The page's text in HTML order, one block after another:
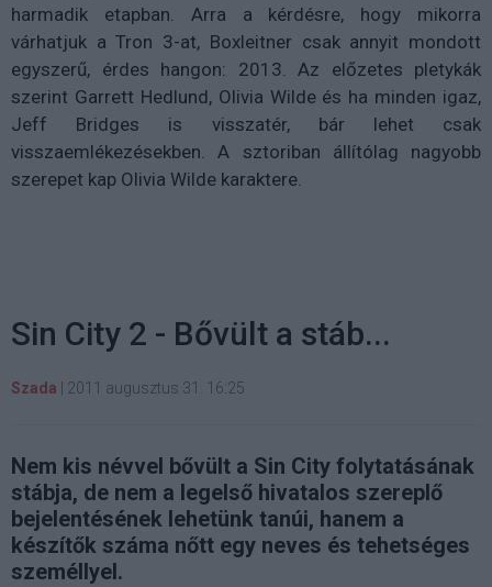
harmadik etapban. Arra a kérdésre, hogy mikorra
várhatjuk a Tron 3-at, Boxleitner csak annyit mondott
egyszerű, érdes hangon: 2013. Az előzetes pletykák
szerint Garrett Hedlund, Olivia Wilde és ha minden igaz,
Jeff Bridges is visszatér, bár lehet csak
visszaemlékezésekben. A sztoriban állítólag nagyobb
szerepet kap Olivia Wilde karaktere.
Sin City 2 - Bővült a stáb...
Szada 2011 augusztus 31. 16:25
Nem kis névvel bővült a Sin City folytatásának
stábja, de nem a legelső hivatalos szereplő
bejelentésének lehetünk tanúi, hanem a
készítők száma nőtt egy neves és tehetséges
személlyel.